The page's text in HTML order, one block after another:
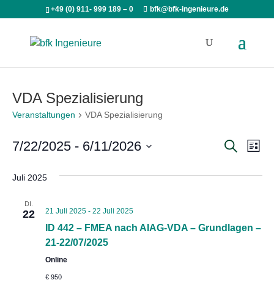
+49 (0) 911- 999 189 – 0 bfk@bfk-ingenieure.de
VDA Spezialisierung
Veranstaltungen VDA Spezialisierung
Suche
Liste
7/22/2025 - 6/11/2026
wählen.
Juli 2025
DI.
22 21 Juli 2025- 22 Juli 2025
ID 442 – FMEA nach AIAG-VDA – Grundlagen –
21-22/07/2025
Online
€ 950